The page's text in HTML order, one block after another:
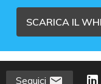
SCARICA IL
Seguici